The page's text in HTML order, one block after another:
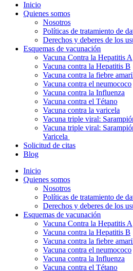
Inicio
Quienes somos
Nosotros
Políticas de tratamiento de
Derechos y deberes de los
Esquemas de vacunación
Vacuna Contra la Hepatitis A
Vacuna contra la Hepatitis B
Vacuna contra la fiebre
Vacuna contra el neumococo
Vacuna contra la Influenza
Vacuna contra el Tétano
Vacuna contra la varicela
Vacuna triple viral:
Vacuna triple viral:
Varicela
Solicitud de citas
Blog
Inicio
Quienes somos
Nosotros
Políticas de tratamiento de
Derechos y deberes de los
Esquemas de vacunación
Vacuna Contra la Hepatitis A
Vacuna contra la Hepatitis B
Vacuna contra la fiebre
Vacuna contra el neumococo
Vacuna contra la Influenza
Vacuna contra el Tétano